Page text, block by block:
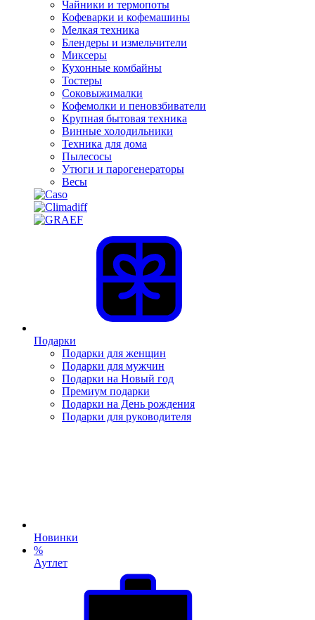
Чайники и термопоты
Кофеварки и кофемашины
Мелкая техника
Блендеры и измельчители
Миксеры
Кухонные комбайны
Тостеры
Соковыжималки
Кофемолки и пеновзбиватели
Крупная бытовая техника
Винные холодильники
Техника для дома
Пылесосы
Утюги и парогенераторы
Весы
Подарки
Подарки для женщин
Подарки для мужчин
Подарки на Новый год
Премиум подарки
Подарки на День рождения
Подарки для руководителя
Новинки
%
Аутлет